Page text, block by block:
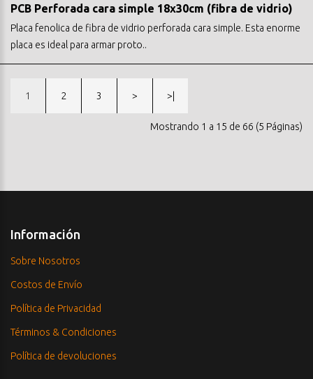
PCB Perforada cara simple 18x30cm (fibra de vidrio)
Placa fenolica de fibra de vidrio perforada cara simple. Esta enorme
placa es ideal para armar proto..
1 2 3 > >|
Mostrando 1 a 15 de 66 (5 Páginas)
Información
Sobre Nosotros
Costos de Envío
Política de Privacidad
Términos & Condiciones
Política de devoluciones